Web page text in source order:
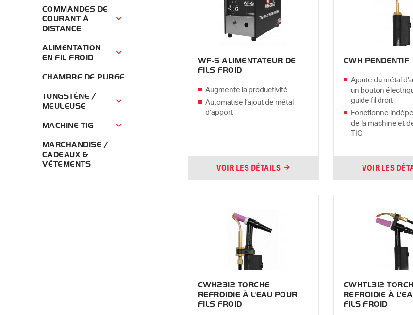
COMMANDES DE
COURANT À
DISTANCE
Commandes de courant à distance Menu
ALIMENTATION
EN FIL FROID
Alimentation en fil froid Menu
CHAMBRE DE PURGE
TUNGSTÈNE /
MEULEUSE
Tungstène / Meuleuse Menu
MACHINE TIG Machine TIG Menu
MARCHANDISE /
CADEAUX &
VÊTEMENTS
WF-5 ALIMENTATEUR DE
FILS FROID
Augmente la productivité
Automatise l’ajout de métal
d’apport
VOIR LES DÉTAILS
CWH PENDENTIF
Ajoute du métal
un bouton
guide fil droit
Fonctionne
de la machine et
TIG
VOIR LES
CWH2312 TORCHE
REFROIDIE À L'EAU POUR
FILS FROID
CWHTL312
REFROIDIE À
FILS FROID